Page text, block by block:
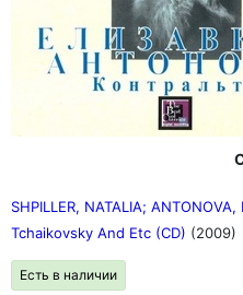
SHPILLER, NATALIA;
Tchaikovsky And Etc (CD) (2009)
Есть в наличии